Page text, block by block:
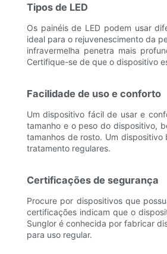
Tipos de LED
Os painéis de LED podem usar
ideal para o rejuvenescimento da
infravermelha penetra mais
Certifique-se de que o dispositivo
Facilidade de uso e conforto
Um dispositivo fácil de usar e
tamanho e o peso do dispositivo,
tamanhos de rosto. Um
tratamento regulares.
Certificações de segurança
Procure por dispositivos que
certificações indicam que o
Sunglor é conhecida por fabricar
para uso regular.